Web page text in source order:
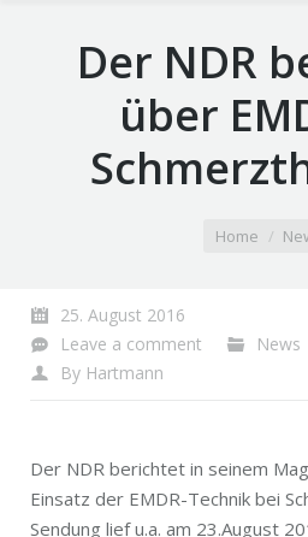
Der NDR
über
Home
25. August 2016
Leave a comment
News
By Hartmann
Der NDR berichtet in seinem
Einsatz der EMDR-Technik bei
Sendung lief u.a. am 23.August